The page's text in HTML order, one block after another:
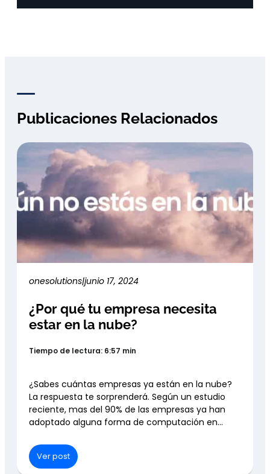
Publicaciones Relacionados
onesolutions|junio 17, 2024
¿Por qué tu empresa necesita
estar en la nube?
Tiempo de lectura: 6:57 min
¿Sabes cuántas empresas ya están en la nube?
La respuesta te sorprenderá. Según un estudio
reciente, mas del 90% de las empresas ya han
adoptado alguna forma de computación en…
Ver post